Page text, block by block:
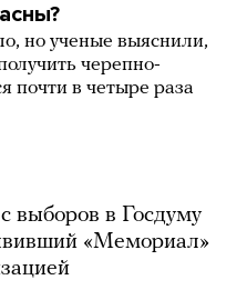
но ученые выяснили,
черепно-
почти в четыре раза
выборов в Госдуму
«Мемориал»